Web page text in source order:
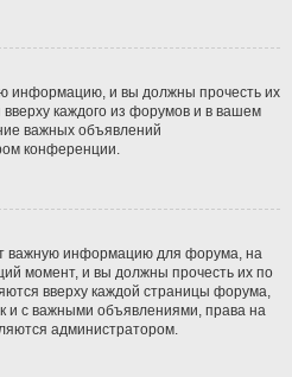
информацию, и вы должны прочесть их
каждого из форумов и в вашем
важных объявлений
конференции.
важную информацию для форума, на
момент, и вы должны прочесть их по
вверху каждой страницы форума,
и с важными объявлениями, права на
администратором.